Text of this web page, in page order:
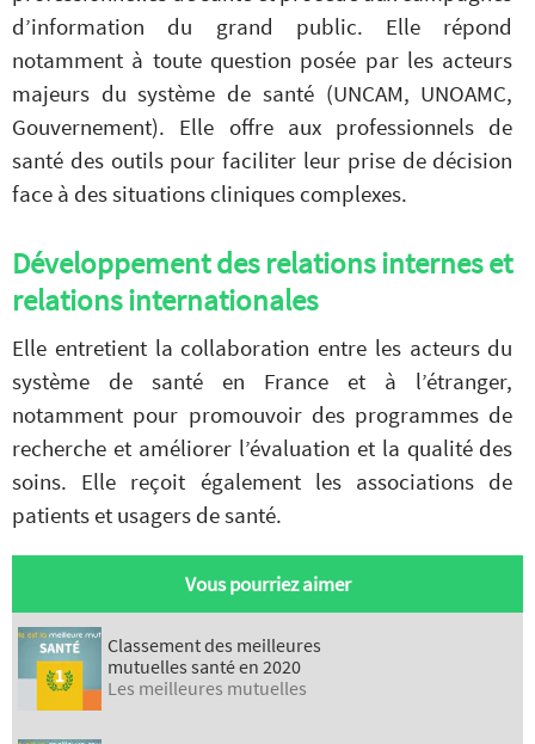
d’information du grand public. Elle répond
notamment à toute question posée par les acteurs
majeurs du système de santé (UNCAM, UNOAMC,
Gouvernement). Elle offre aux professionnels de
santé des outils pour faciliter leur prise de décision
face à des situations cliniques complexes.
Développement des relations internes et
relations internationales
Elle entretient la collaboration entre les acteurs du
système de santé en France et à l’étranger,
notamment pour promouvoir des programmes de
recherche et améliorer l’évaluation et la qualité des
soins. Elle reçoit également les associations de
patients et usagers de santé.
Vous pourriez aimer
Classement des meilleures
mutuelles santé en 2020
Les meilleures mutuelles